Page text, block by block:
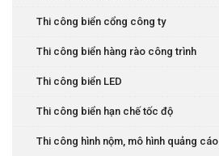
Thi công biển cổng công ty
Thi công biển hàng rào công trình
Thi công biển LED
Thi công biển hạn chế tốc độ
Thi công hình nộm, mô hình quảng cáo